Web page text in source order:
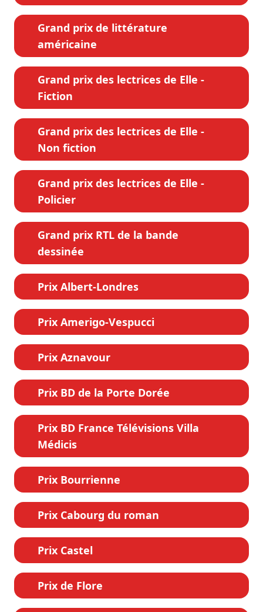
Grand prix de littérature
américaine
Grand prix des lectrices de Elle -
Fiction
Grand prix des lectrices de Elle -
Non fiction
Grand prix des lectrices de Elle -
Policier
Grand prix RTL de la bande
dessinée
Prix Albert-Londres
Prix Amerigo-Vespucci
Prix Aznavour
Prix BD de la Porte Dorée
Prix BD France Télévisions Villa
Médicis
Prix Bourrienne
Prix Cabourg du roman
Prix Castel
Prix de Flore